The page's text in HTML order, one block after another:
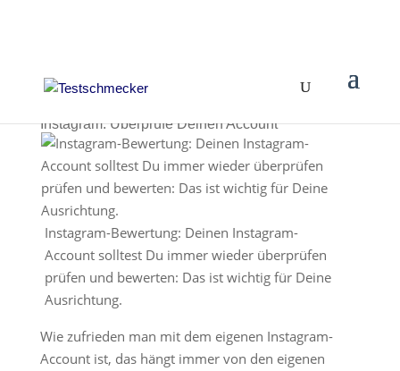
Instagram: Überprüfe Deinen Account
Instagram-Bewertung: Deinen Instagram-
Account solltest Du immer wieder überprüfen
prüfen und bewerten: Das ist wichtig für Deine
Ausrichtung.
Wie zufrieden man mit dem eigenen Instagram-
Account ist, das hängt immer von den eigenen